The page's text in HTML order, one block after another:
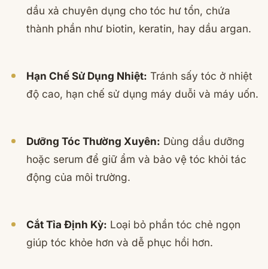
dầu xả chuyên dụng cho tóc hư tổn, chứa
thành phần như biotin, keratin, hay dầu argan.
Hạn Chế Sử Dụng Nhiệt: Tránh sấy tóc ở nhiệt
độ cao, hạn chế sử dụng máy duỗi và máy uốn.
Dưỡng Tóc Thường Xuyên: Dùng dầu dưỡng
hoặc serum để giữ ẩm và bảo vệ tóc khỏi tác
động của môi trường.
Cắt Tỉa Định Kỳ: Loại bỏ phần tóc chẻ ngọn
giúp tóc khỏe hơn và dễ phục hồi hơn.